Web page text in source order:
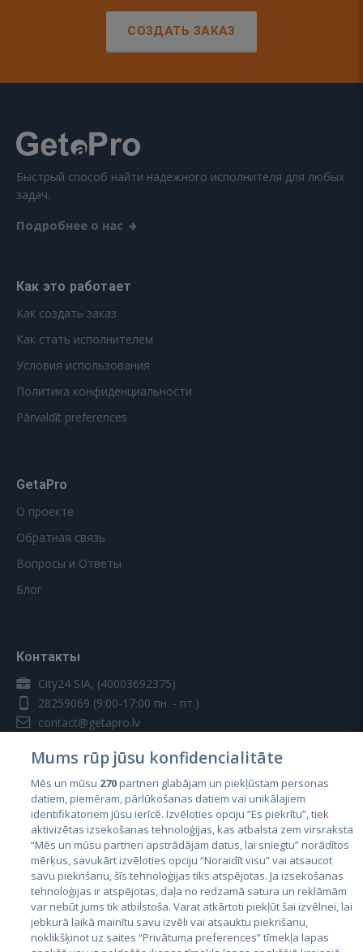
СОЗДАТЬ ЗАКАЗ
Быстрый способ найти надежного исполнителя для любых
задач.
Подробнее о нас
Как это работает
Как создать заказ
Как стать исполнителем
Условия использования
Политика конфиденциальности
Pārvaldīt preferences
GetaPro
О проекте
Обратная связь
Вопросы и Ответы
Блог
Контакты
City24 SIA, (40003692375)
28259069 (9:00-17:00 пн. - пт.)
contact@getapro.lv
Страны
Эстония
Латвия
Литва
Mums rūp jūsu konfidencialitāte
Mēs un mūsu 270partneri glabājam un piekļūstam personas
datiem, piemēram, pārlūkošanas datiem vai unikālajiem
identifikatoriem jūsu ierīcē. Izvēloties opciju “Es piekrītu”, tiek
aktivizētas izsekošanas tehnoloģijas, kas atbalsta zem virsraksta
“Mēs un mūsu partneri apstrādājam datus, lai sniegtu” norādītos
mērķus, savukārt izvēloties opciju “Noraidīt visu” vai atsaucot
savu piekrišanu, šīs tehnoloģijas tiks atspējotas. Ja izsekošanas
tehnoloģijas ir atspējotas, daļa no redzamā satura un reklāmām
var nebūt jums tik atbilstoša. Varat atkārtoti piekļūt šai izvēlnei, lai
jebkurā laikā mainītu savu izvēli vai atsauktu piekrišanu,
noklikšķinot uz saites “Privātuma preferences” tīmekļa lapas